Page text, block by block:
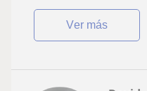
ver más